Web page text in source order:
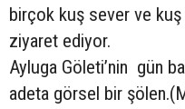
birçok kuş sever ve
ziyaret ediyor.
Ayluga Göleti’nin gün
adeta görsel bir